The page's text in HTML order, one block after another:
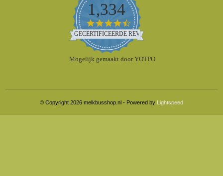
1,334
4.5
star
rating
GECERTIFICEERDE REVIEWS
Mogelijk gemaakt door YOTPO
© Copyright 2026 melkbusshop.nl - Powered by Lightspeed